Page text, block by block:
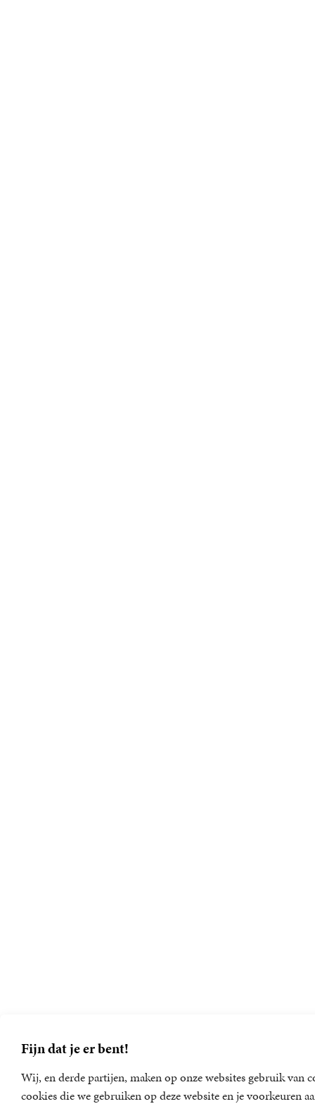
Fijn dat je er bent!
Wij, en derde partijen, maken op onze websites gebruik van
cookies die we gebruiken op deze website en je voorkeuren